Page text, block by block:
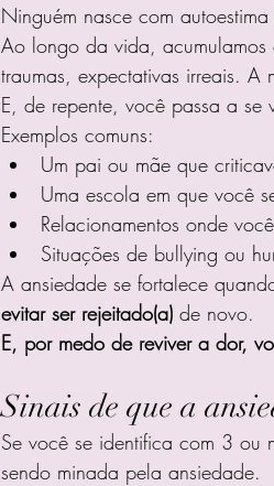
Ninguém nasce com
Ao longo da vida, acumulamos
traumas, expectativas irreais. A
E, de repente, você passa a se
Exemplos comuns:
Um pai ou mãe que
Uma escola em que você
Relacionamentos onde
Situações de bullying ou
A ansiedade se fortalece
evitar ser rejeitado(a) de novo.
E, por medo de reviver a dor,
Sinais de que a
Se você se identifica com 3 ou
sendo minada pela ansiedade.